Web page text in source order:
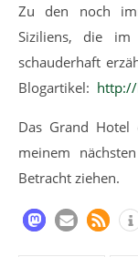
Zu den noch
Siziliens, die im
schauderhaft
Blogartikel:
Das Grand
meinem
Betracht ziehen.